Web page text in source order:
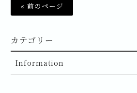
« 前のページ
カテゴリー
Information